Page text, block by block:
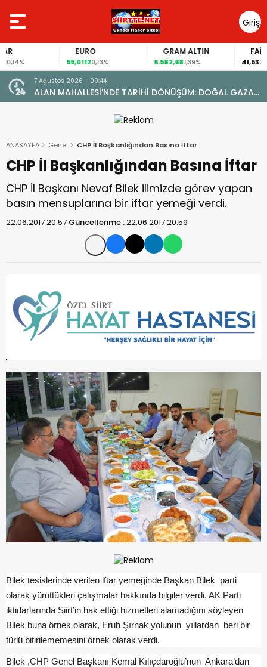
Giriş
Yap
EURO
55,01120,13%
GRAM ALTIN
6.582,681,39%
FAİZ
41,530,00%
GAZA
7 Ağustos 2026 - 08:41
Siirt’te Yaz Kur’an Kurslarında Rekor: 12 Bini Aşkın
Öğrenci Eğitim Alıyor
ANASAYFA Genel CHP İl Başkanlığından Basına İftar
CHP İl Başkanlığından Basına İftar
CHP İl Başkanı Nevaf Bilek ilimizde görev yapan
basın mensuplarına bir iftar yemeği verdi.
22.06.2017 20:57 Güncellenme :22.06.2017 20:59
Bilek tesislerinde verilen iftar yemeğinde Başkan Bilek parti
olarak yürüttükleri çalışmalar hakkında bilgiler verdi. AK Parti
iktidarlarında Siirt’in hak ettiği hizmetleri alamadığını söyleyen
Bilek buna örnek olarak, Eruh Şırnak yolunun yıllardan beri bir
türlü bitirilememesini örnek olarak verdi.
Bilek ,CHP Genel Başkanı Kemal Kılıçdaroğlu’nun Ankara’dan